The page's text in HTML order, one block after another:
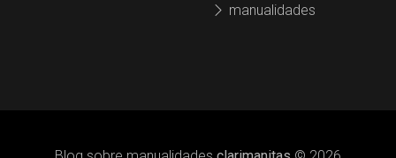
manualidades